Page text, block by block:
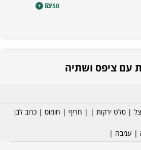
₪50
+
עם ציפס ושתיה
| סלט ירקות | | חריף | חומוס | כרוב לבן
| עמבה |